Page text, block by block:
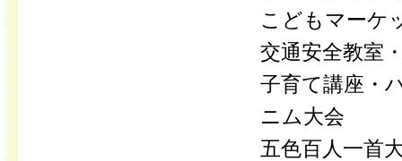
こどもマーケ
交通安全教室
子育て講座・
ニム大会
五色百人一首